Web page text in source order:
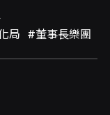
局 #董事長樂團